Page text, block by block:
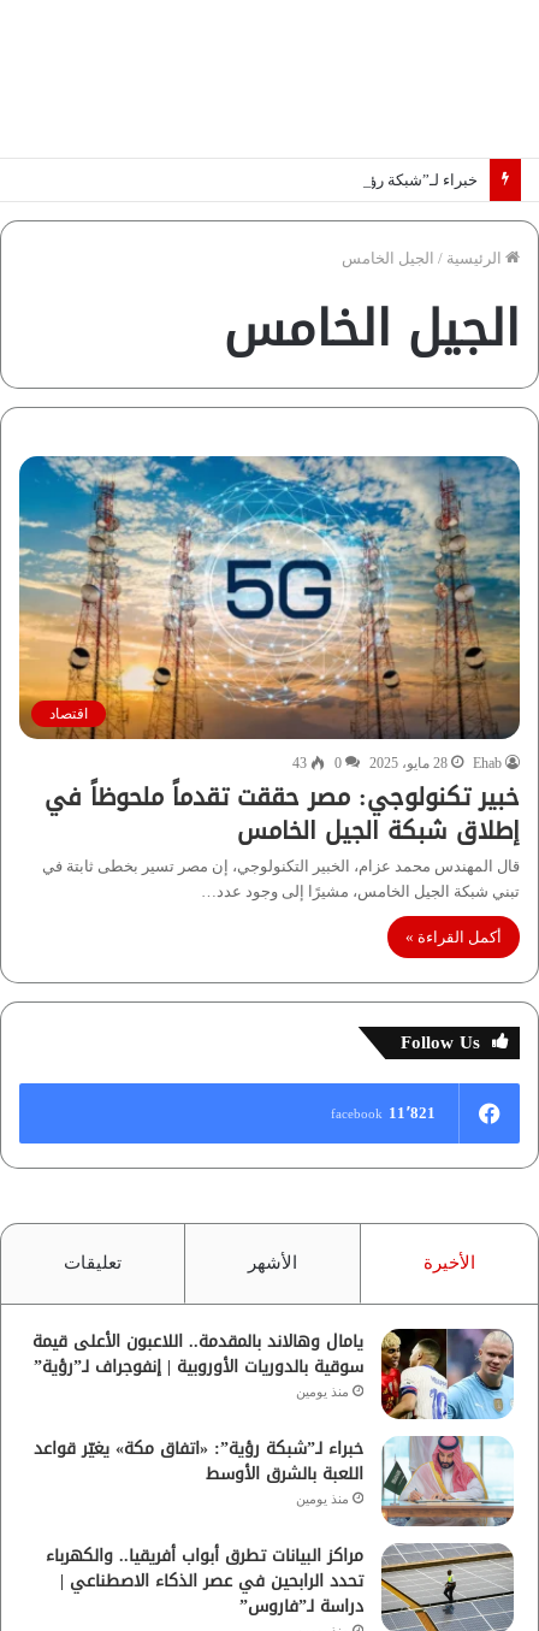
خبراء لـ”شبكة رؤية”: «اتفاق مكة» يغيّر قواعد اللعبة بالشرق الأوسط
الرئيسية / الجيل الخامس
الجيل الخامس
اقتصاد
Ehab 28 مايو، 2025 0
43
خبير تكنولوجي: مصر حققت تقدماً ملحوظاً في
إطلاق شبكة الجيل الخامس
قال المهندس محمد عزام، الخبير التكنولوجي، إن مصر تسير بخطى ثابتة في
تبني شبكة الجيل الخامس، مشيرًا إلى وجود عدد…
أكمل القراءة »
Follow Us
11٬821 facebook
الأخيرة الأشهر تعليقات
يامال وهالاند بالمقدمة.. اللاعبون الأعلى قيمة
سوقية بالدوريات الأوروبية | إنفوجراف لـ”رؤية”
منذ يومين
خبراء لـ”شبكة رؤية”: «اتفاق مكة» يغيّر قواعد
اللعبة بالشرق الأوسط
منذ يومين
مراكز البيانات تطرق أبواب أفريقيا.. والكهرباء
تحدد الرابحين في عصر الذكاء الاصطناعي |
دراسة لـ”فاروس”